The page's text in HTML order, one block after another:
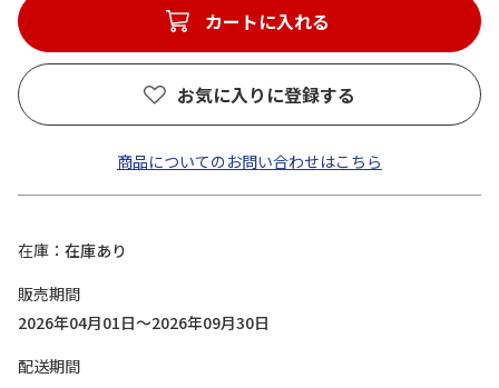
カートに入れる
お気に入りに登録する
商品についてのお問い合わせはこちら
在庫
在庫あり
販売期間
2026年04月01日～2026年09月30日
配送期間